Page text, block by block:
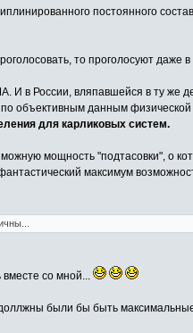
постоянного
то проголосуют даже
в России, вляпавшейся в ту же
объективным данным
для карликовых систем.
мощность "подтасовки", о
максимум
со мной...
были бы быть